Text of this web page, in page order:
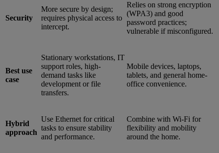
Security
More secure by design;
requires physical access to
intercept.
Relies on strong encryption
(WPA3) and good
password practices;
vulnerable if misconfigured.
Best use
case
Stationary workstations, IT
support roles, high-
demand tasks like
development or file
transfers.
Mobile devices, laptops,
tablets, and general home-
office convenience.
Hybrid
approach
Use Ethernet for critical
tasks to ensure stability
and performance.
Combine with Wi-Fi for
flexibility and mobility
around the home.